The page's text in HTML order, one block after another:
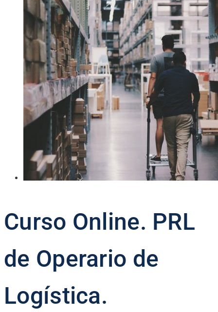
Curso Online. PRL
de Operario de
Logística.